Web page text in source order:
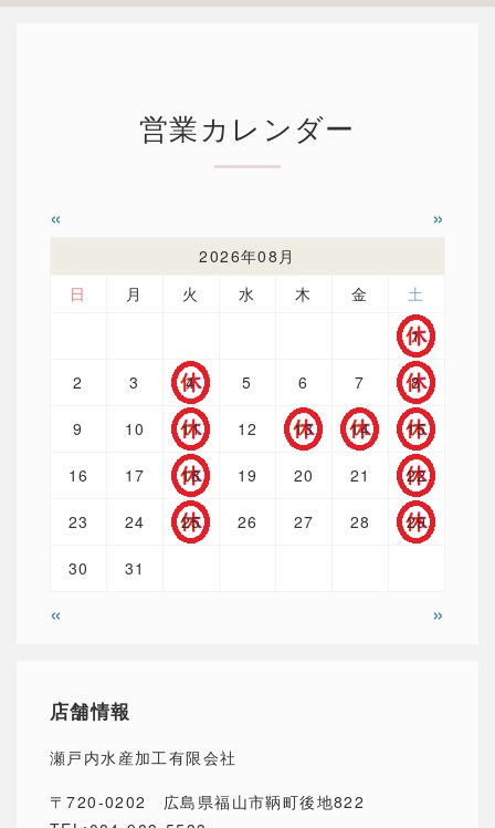
営業カレンダー
« »
2026年08月
日
月 火 水 木 金
土
1
2 3 4 5 6 7 8
9 10 11 12 13 14 15
16 17 18 19 20 21 22
23 24 25 26 27 28 29
30 31
« »
店舗情報
瀬戸内水産加工有限会社
〒720-0202 広島県福山市鞆町後地822